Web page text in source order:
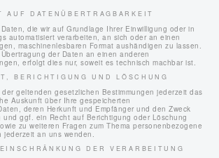
AUF DATEN­ÜBERTRAG­BARKEIT
die wir auf Grundlage Ihrer Einwilligung oder in
automatisiert verarbeiten, an sich oder an einen
maschinenlesbaren Format aushändigen zu lassen.
der Daten an einen anderen
erfolgt dies nur, soweit es technisch machbar ist.
BERICHTIGUNG UND LÖSCHUNG
geltenden gesetzlichen Bestimmungen jederzeit das
Auskunft über Ihre gespeicherten
deren Herkunft und Empfänger und den Zweck
und ggf. ein Recht auf Berichtigung oder Löschung
zu weiteren Fragen zum Thema personenbezogene
an uns wenden.
DER VERARBEITUNG